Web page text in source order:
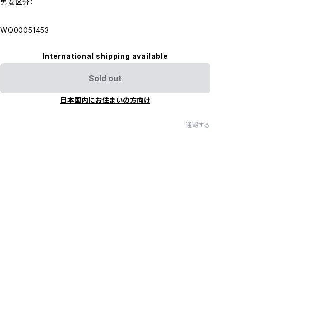
男女区分：
WQ00051453
International shipping available
Sold out
日本国内にお住まいの方向け
通報する